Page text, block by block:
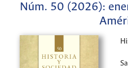
Núm. 50 (2026):